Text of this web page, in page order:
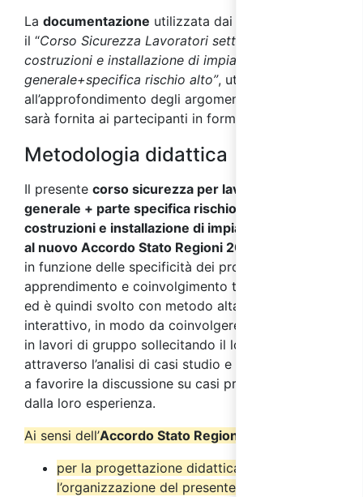
La documentazione utilizzata dai docenti durante
il “Corso Sicurezza Lavoratori settore
costruzioni e installazione di impianti – parte
generale+specifica rischio alto”, utile
all’approfondimento degli argomenti affrontati,
sarà fornita ai partecipanti in formato digitale.
Metodologia didattica
Il presente corso sicurezza per lavoratori parte
generale + parte specifica rischio alto settore
costruzioni e installazione di impianti, conforme
al nuovo Accordo Stato Regioni 2025
in funzione delle specificità dei processi di
apprendimento e coinvolgimento tipici degli adulti
ed è quindi svolto con metodo altamente
interattivo, in modo da coinvolgere i partecipanti
in lavori di gruppo sollecitando il loro interesse
attraverso l’analisi di casi studio e simulazioni volte
a favorire la discussione su casi pratici provenienti
dalla loro esperienza.
Ai sensi dell’Accordo Stato Regioni del 17/4/2025
per la progettazione didattica e
l’organizzazione del presente corso è stato